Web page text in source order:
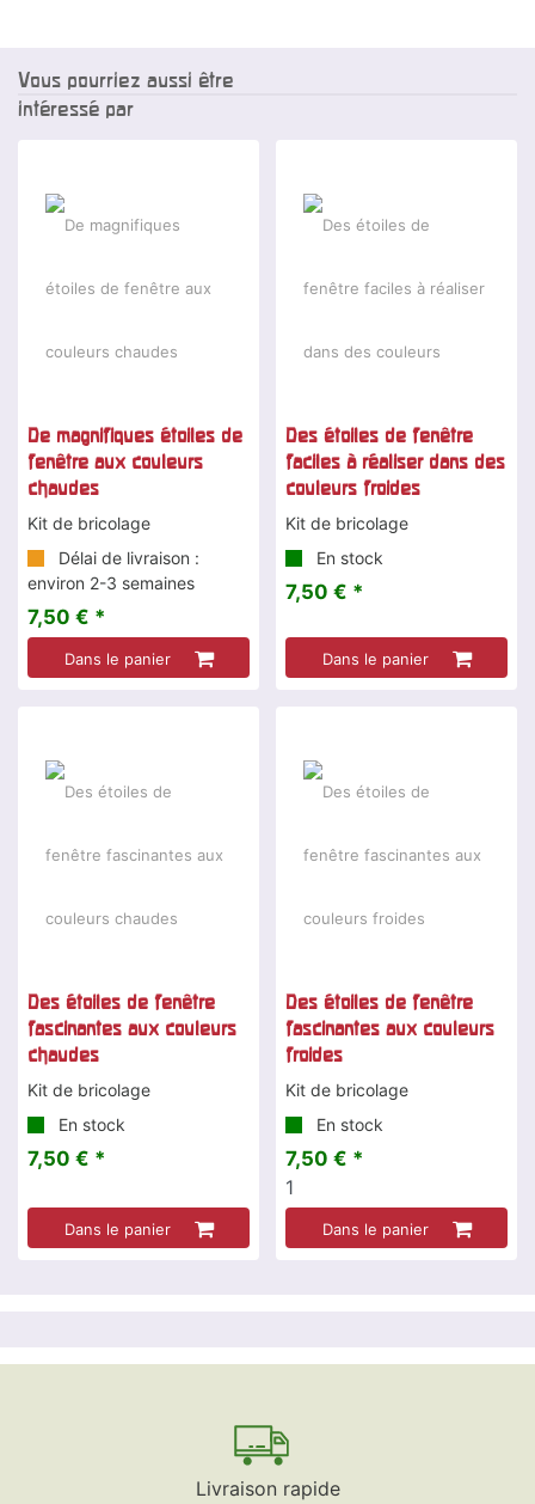
Vous pourriez aussi être
intéressé par
De magnifiques étoiles de
fenêtre aux couleurs
chaudes
Kit de bricolage
Délai de livraison :
environ 2-3 semaines
7,50 € *
Dans le panier
Des étoiles de fenêtre
faciles à réaliser dans des
couleurs froides
Kit de bricolage
En stock
7,50 € *
Dans le panier
Des étoiles de fenêtre
fascinantes aux couleurs
chaudes
Kit de bricolage
En stock
7,50 € *
Dans le panier
Des étoiles de fenêtre
fascinantes aux couleurs
froides
Kit de bricolage
En stock
7,50 € *
1
Dans le panier
Livraison rapide